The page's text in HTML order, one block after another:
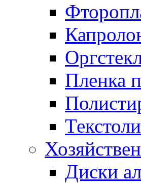
Пленка
Диски